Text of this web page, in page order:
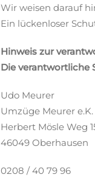
Wir weisen darauf
Ein lückenloser
Hinweis zur
Die verantwortliche
Udo Meurer
Umzüge Meurer e.K.
Herbert Mösle Weg
46049 Oberhausen
0208 / 40 79 96